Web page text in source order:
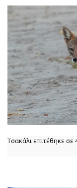
Τσακάλι επιτέθηκε